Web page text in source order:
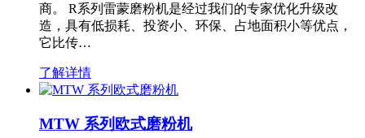
商。 R系列雷蒙磨粉机是经过我们的专家优化升级改
造，具有低损耗、投资小、环保、占地面积小等优点，
它比传…
了解详情
MTW 系列欧式磨粉机